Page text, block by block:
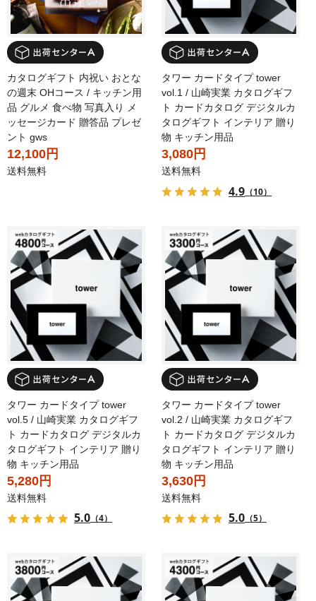
カタログギフト 内祝い おとな
の週末 OHコース / キッチン用
品 グルメ 食べ物 写真入り メ
ッセージカード 贈答品 プレゼ
ント gws
12,100円
送料無料
タワー カードタイプ tower
vol.1 / 山崎実業 カタログギフ
ト カードカタログ デジタルカ
タログギフト インテリア 贈り
物 キッチン用品
3,080円
送料無料
4.9 （10）
タワー カードタイプ tower
vol.5 / 山崎実業 カタログギフ
ト カードカタログ デジタルカ
タログギフト インテリア 贈り
物 キッチン用品
5,280円
送料無料
5.0 （4）
タワー カードタイプ tower
vol.2 / 山崎実業 カタログギフ
ト カードカタログ デジタルカ
タログギフト インテリア 贈り
物 キッチン用品
3,630円
送料無料
5.0 （5）